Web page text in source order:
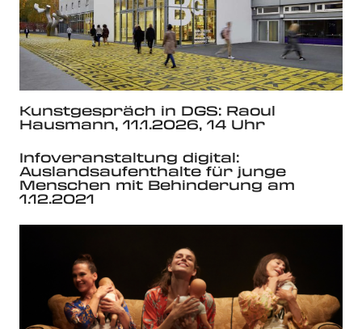
Kunstgespräch in DGS: Raoul
Hausmann, 11.1.2026, 14 Uhr
Infoveranstaltung digital:
Auslandsaufenthalte für junge
Menschen mit Behinderung am
1.12.2021